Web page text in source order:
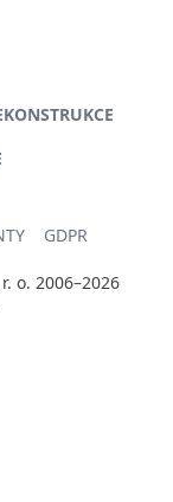
GDPR
o. 2006–2026